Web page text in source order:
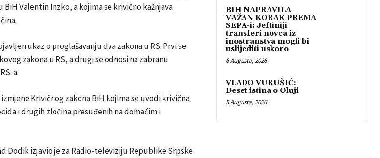
Valentin Inzko, a kojima se krivično kažnjava
ukaz o proglašavanju dva zakona u RS. Prvi se
zakona u RS, a drugi se odnosi na zabranu
a.
Krivičnog zakona BiH kojima se uvodi krivična
i drugih zločina presuđenih na domaćim i
Dodik izjavio je za Radio-televiziju Republike Srpske
BIH NAPRAVILA
VAŽAN KORAK PREMA
SEPA-i: Jeftiniji
transferi novca iz
inostranstva mogli bi
uslijediti uskoro
6 Augusta, 2026
VLADO VURUŠIĆ:
Deset istina o Oluji
5 Augusta, 2026